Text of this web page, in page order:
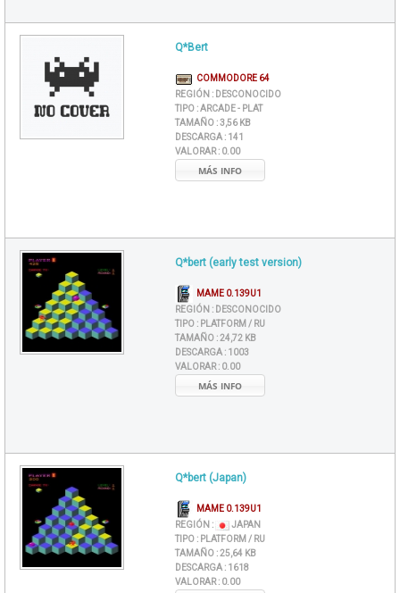
Q*Bert
COMMODORE 64
REGIÓN : DESCONOCIDO
TIPO :ARCADE - PLAT
TAMAÑO :3,56 KB
DESCARGA : 141
VALORAR : 0.00
MÁS INFO
Q*bert (early test version)
MAME 0.139U1
REGIÓN : DESCONOCIDO
TIPO : PLATFORM / RU
TAMAÑO :24,72 KB
DESCARGA : 1003
VALORAR : 0.00
MÁS INFO
Q*bert (Japan)
MAME 0.139U1
REGIÓN :
JAPAN
TIPO : PLATFORM / RU
TAMAÑO :25,64 KB
DESCARGA : 1618
VALORAR : 0.00